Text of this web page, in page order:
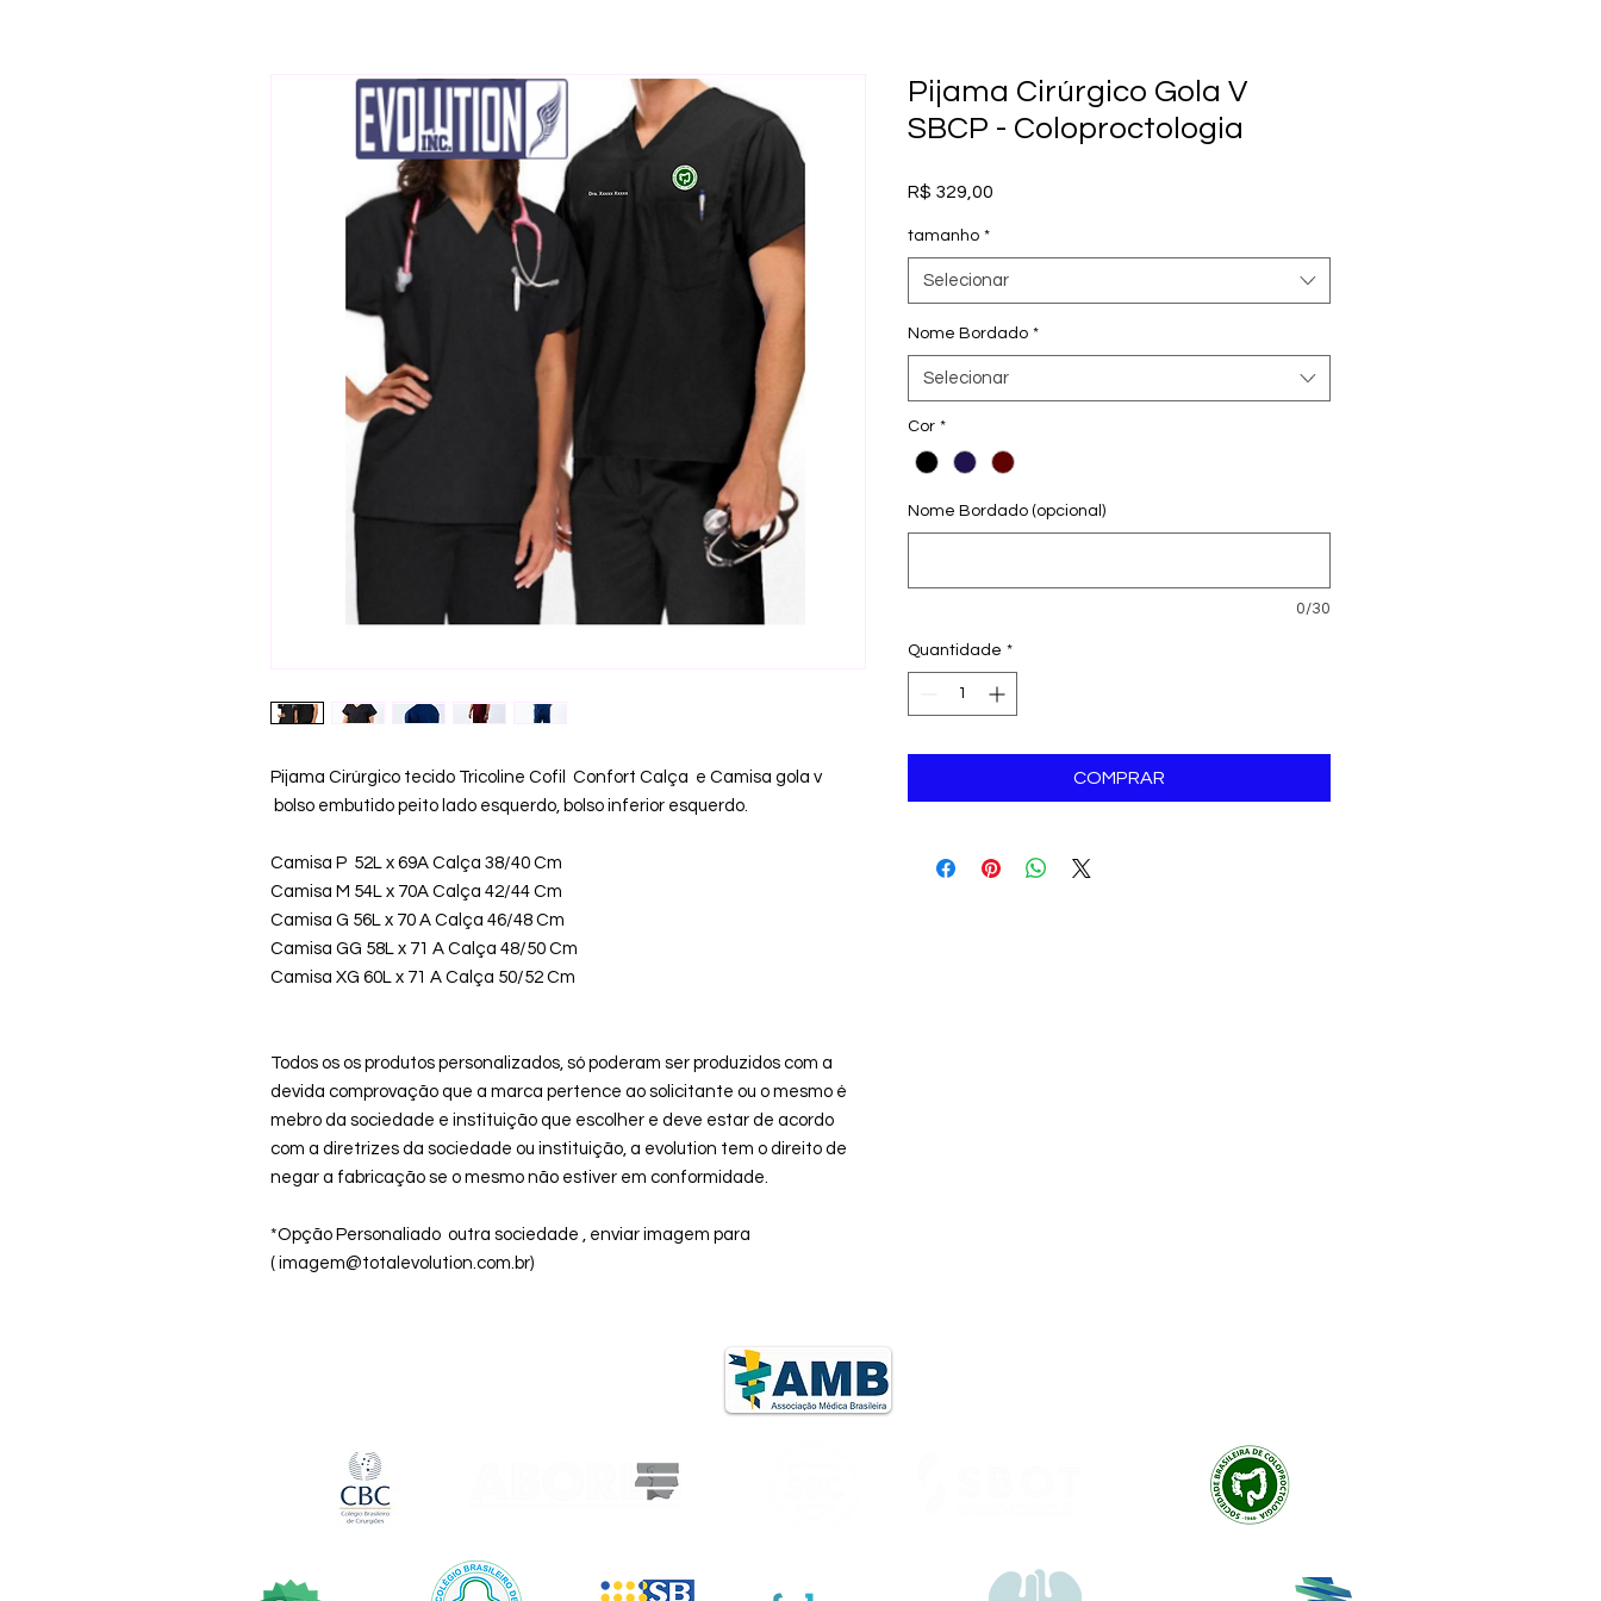
Pijama Cirúrgico tecido Tricoline Cofil Confort Calça e Camisa gola v
bolso embutido peito lado esquerdo, bolso inferior esquerdo.
Camisa P 52L x 69A Calça 38/40 Cm
Camisa M 54L x 70A Calça 42/44 Cm
Camisa G 56L x 70 A Calça 46/48 Cm
Camisa GG 58L x 71 A Calça 48/50 Cm
Camisa XG 60L x 71 A Calça 50/52 Cm
Todos os os produtos personalizados, só poderam ser produzidos com a
devida comprovação que a marca pertence ao solicitante ou o mesmo é
mebro da sociedade e instituição que escolher e deve estar de acordo
com a diretrizes da sociedade ou instituição, a evolution tem o direito de
negar a fabricação se o mesmo não estiver em conformidade.
*Opção Personaliado outra sociedade , enviar imagem para
( imagem@totalevolution.com.br)
Pijama Cirúrgico Gola V
SBCP - Coloproctologia
R$ 329,00
tamanho *
Selecionar
Nome Bordado *
Selecionar
Cor *
Nome Bordado (opcional)
0/30
Quantidade *
COMPRAR